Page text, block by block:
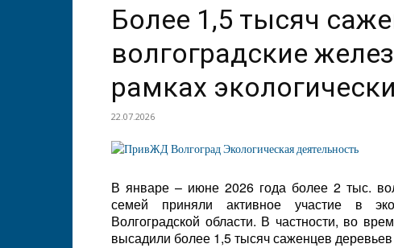
Более 1,5 тысяч
волгоградские
рамках
22.07.2026
В январе – июне 2026 года более 2 тыс.
семей приняли активное участие в
Волгоградской области. В частности, во
высадили более 1,5 тысяч саженцев деревьев